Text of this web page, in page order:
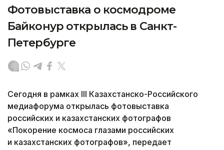
Фотовыставка о космодроме
Байконур открылась в Санкт-
Петербурге
Сегодня в рамках III Казахстанско-Российского
медиафорума открылась фотовыставка
российских и казахстанских фотографов
«Покорение космоса глазами российских
и казахстанских фотографов», передает